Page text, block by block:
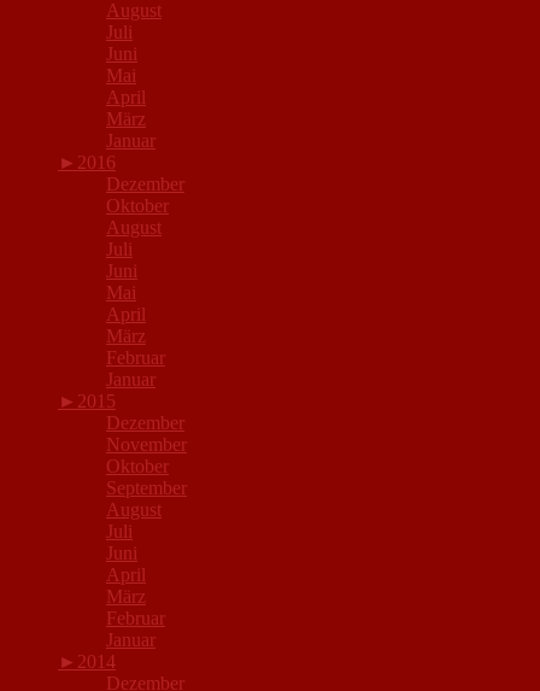
August
Juli
Juni
Mai
April
März
Januar
► 2016
Dezember
Oktober
August
Juli
Juni
Mai
April
März
Februar
Januar
► 2015
Dezember
November
Oktober
September
August
Juli
Juni
April
März
Februar
Januar
► 2014
Dezember